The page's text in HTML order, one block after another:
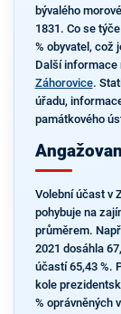
bývalého
1831. Co se
% obyvatel, což
Další informace
Záhorovice.
úřadu,
památkového
Volební účast v
pohybuje na
průměrem.
2021 dosáhla
účastí 65,43 %.
kole
% oprávněných